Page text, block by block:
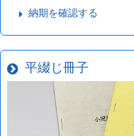
納期を確認する
平綴じ冊子